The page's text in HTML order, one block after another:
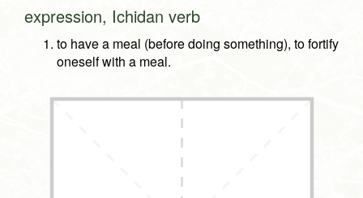
expression, Ichidan verb
to have a meal (before doing something), to fortify
oneself with a meal.